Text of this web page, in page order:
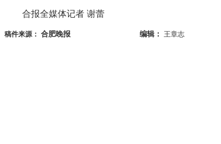
合报全媒体记者 谢蕾
稿件来源： 合肥晚报 编辑： 王章志